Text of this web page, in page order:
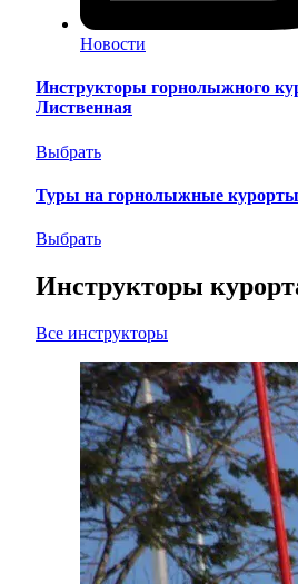
Новости
Инструкторы горнолыжного
Лиственная
Выбрать
Туры на горнолыжные курорты
Выбрать
Инструкторы
Все инструкторы